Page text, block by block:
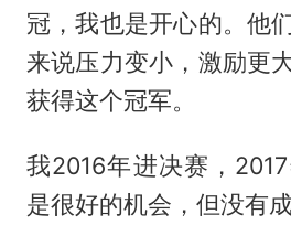
冠，我也是开心的。他
来说压力变小，激励更
获得这个冠军。
我2016年进决赛，
是很好的机会，但没有成